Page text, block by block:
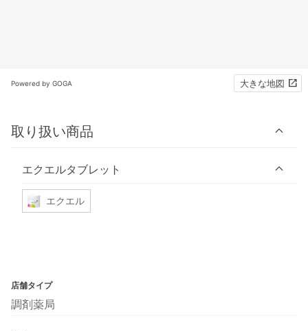
Powered by GOGA 大きな地図
取り扱い商品
エクエルタブレット
エクエル
店舗タイプ
調剤薬局